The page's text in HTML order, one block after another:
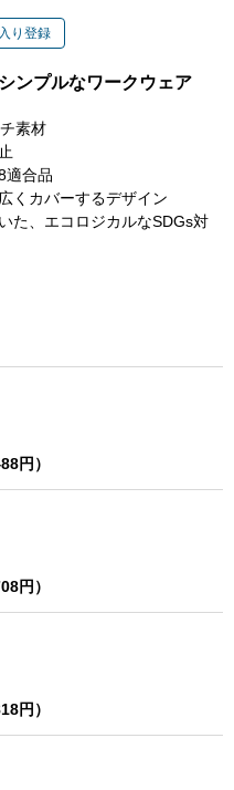
り登録
ンプルなワークウェア
素材
適合品
くカバーするデザイン
た、エコロジカルなSDGs対
円）
円）
円）